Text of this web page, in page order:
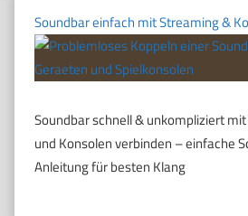
Soundbar einfach mit Streaming &
Soundbar schnell & unkompliziert
und Konsolen verbinden – einfache
Anleitung für besten Klang